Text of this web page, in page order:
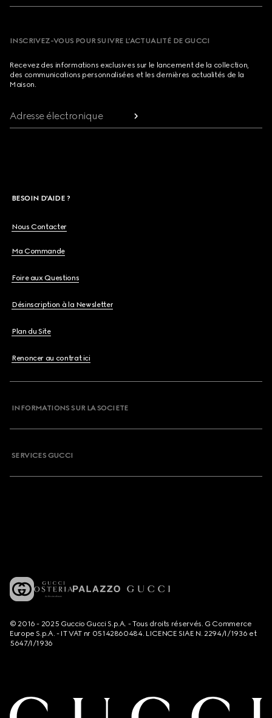
INSCRIVEZ-VOUS POUR SUIVRE L’ACTUALITÉ DE GUCCI
Recevez des informations exclusives sur le lancement de la collection,
des communications personnalisées et les dernières actualités de la
Maison.
Adresse électronique
BESOIN D'AIDE ?
Nous Contacter
Ma Commande
Foire aux Questions
Désinscription à la Newsletter
Plan du Site
Renoncer au contrat ici
INFORMATIONS SUR LA SOCIETE
SERVICES GUCCI
© 2016 - 2025 Guccio Gucci S.p.A. - Tous droits réservés. G Commerce
Europe S.p.A. - IT VAT nr 05142860484. LICENCE SIAE N. 2294/I/1936 et
5647/I/1936